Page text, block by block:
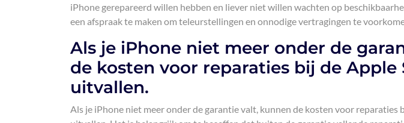
iPhone gerepareerd willen hebben en liever niet willen wachten op
een afspraak te maken om teleurstellingen en onnodige vertragingen te
Als je iPhone niet meer onder de
de kosten voor reparaties bij de Apple
uitvallen.
Als je iPhone niet meer onder de garantie valt, kunnen de kosten voor reparaties